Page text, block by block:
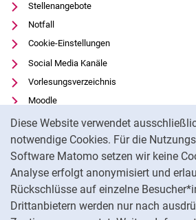
Diese Website verwendet
notwendige Cookies. Für die
Software Matomo setzen wir keine
Analyse erfolgt anonymisiert und
Rückschlüsse auf einzelne
Drittanbietern werden nur nach
Stellenangebote
Notfall
Cookie-Einstellungen
Social Media Kanäle
Vorlesungsverzeichnis
Moodle
Panopto
Universitätsbibliothek
Datenschutz
Barrierefreiheit
Transparenter KI-Einsatz